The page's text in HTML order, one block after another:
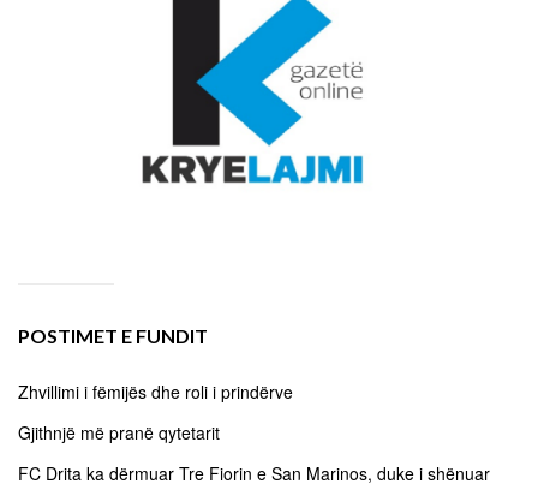
POSTIMET E FUNDIT
Zhvillimi i fëmijës dhe roli i prindërve
Gjithnjë më pranë qytetarit
FC Drita ka dërmuar Tre Fiorin e San Marinos, duke i shënuar